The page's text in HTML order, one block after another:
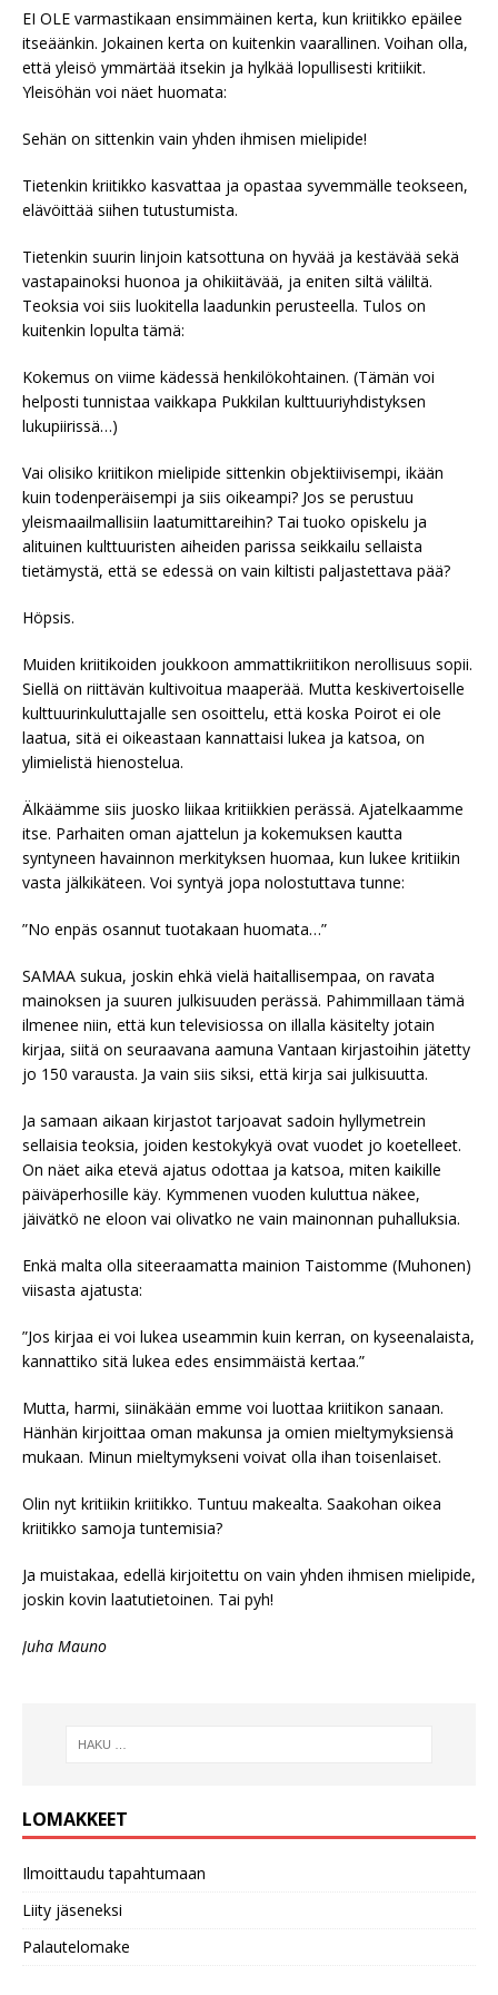
EI OLE varmastikaan ensimmäinen kerta, kun kriitikko epäilee
itseäänkin. Jokainen kerta on kuitenkin vaarallinen. Voihan olla,
että yleisö ymmärtää itsekin ja hylkää lopullisesti kritiikit.
Yleisöhän voi näet huomata:
Sehän on sittenkin vain yhden ihmisen mielipide!
Tietenkin kriitikko kasvattaa ja opastaa syvemmälle teokseen,
elävöittää siihen tutustumista.
Tietenkin suurin linjoin katsottuna on hyvää ja kestävää sekä
vastapainoksi huonoa ja ohikiitävää, ja eniten siltä väliltä.
Teoksia voi siis luokitella laadunkin perusteella. Tulos on
kuitenkin lopulta tämä:
Kokemus on viime kädessä henkilökohtainen. (Tämän voi
helposti tunnistaa vaikkapa Pukkilan kulttuuriyhdistyksen
lukupiirissä…)
Vai olisiko kriitikon mielipide sittenkin objektiivisempi, ikään
kuin todenperäisempi ja siis oikeampi? Jos se perustuu
yleismaailmallisiin laatumittareihin? Tai tuoko opiskelu ja
alituinen kulttuuristen aiheiden parissa seikkailu sellaista
tietämystä, että se edessä on vain kiltisti paljastettava pää?
Höpsis.
Muiden kriitikoiden joukkoon ammattikriitikon nerollisuus sopii.
Siellä on riittävän kultivoitua maaperää. Mutta keskivertoiselle
kulttuurinkuluttajalle sen osoittelu, että koska Poirot ei ole
laatua, sitä ei oikeastaan kannattaisi lukea ja katsoa, on
ylimielistä hienostelua.
Älkäämme siis juosko liikaa kritiikkien perässä. Ajatelkaamme
itse. Parhaiten oman ajattelun ja kokemuksen kautta
syntyneen havainnon merkityksen huomaa, kun lukee kritiikin
vasta jälkikäteen. Voi syntyä jopa nolostuttava tunne:
”No enpäs osannut tuotakaan huomata…”
SAMAA sukua, joskin ehkä vielä haitallisempaa, on ravata
mainoksen ja suuren julkisuuden perässä. Pahimmillaan tämä
ilmenee niin, että kun televisiossa on illalla käsitelty jotain
kirjaa, siitä on seuraavana aamuna Vantaan kirjastoihin jätetty
jo 150 varausta. Ja vain siis siksi, että kirja sai julkisuutta.
Ja samaan aikaan kirjastot tarjoavat sadoin hyllymetrein
sellaisia teoksia, joiden kestokykyä ovat vuodet jo koetelleet.
On näet aika etevä ajatus odottaa ja katsoa, miten kaikille
päiväperhosille käy. Kymmenen vuoden kuluttua näkee,
jäivätkö ne eloon vai olivatko ne vain mainonnan puhalluksia.
Enkä malta olla siteeraamatta mainion Taistomme (Muhonen)
viisasta ajatusta:
”Jos kirjaa ei voi lukea useammin kuin kerran, on kyseenalaista,
kannattiko sitä lukea edes ensimmäistä kertaa.”
Mutta, harmi, siinäkään emme voi luottaa kriitikon sanaan.
Hänhän kirjoittaa oman makunsa ja omien mieltymyksiensä
mukaan. Minun mieltymykseni voivat olla ihan toisenlaiset.
Olin nyt kritiikin kriitikko. Tuntuu makealta. Saakohan oikea
kriitikko samoja tuntemisia?
Ja muistakaa, edellä kirjoitettu on vain yhden ihmisen mielipide,
joskin kovin laatutietoinen. Tai pyh!
Juha Mauno
LOMAKKEET
Ilmoittaudu tapahtumaan
Liity jäseneksi
Palautelomake